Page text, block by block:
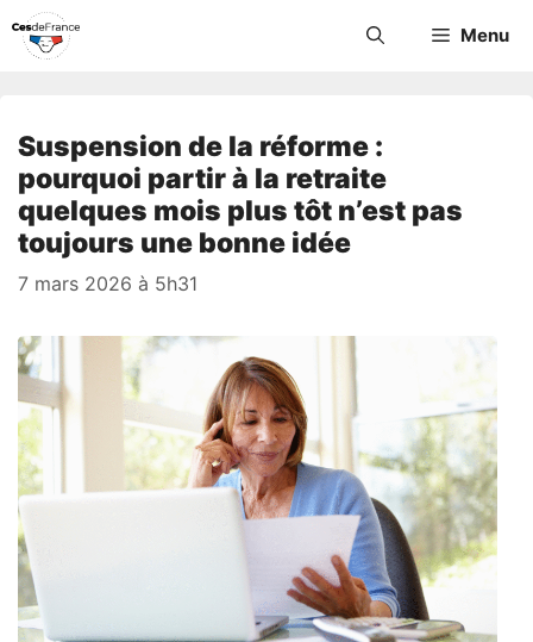
Aller
Menu
Suspension de la réforme :
pourquoi partir à la retraite
quelques mois plus tôt n’est pas
toujours une bonne idée
7 mars 2026 à 5h31